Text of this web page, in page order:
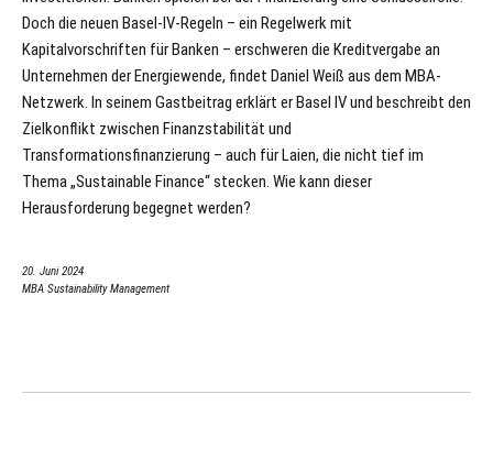
Doch die neuen Basel-IV-Regeln – ein Regelwerk mit
Kapitalvorschriften für Banken – erschweren die Kreditvergabe an
Unternehmen der Energiewende, findet Daniel Weiß aus dem MBA-
Netzwerk. In seinem Gastbeitrag erklärt er Basel IV und beschreibt den
Zielkonflikt zwischen Finanzstabilität und
Transformationsfinanzierung – auch für Laien, die nicht tief im
Thema „Sustainable Finance“ stecken. Wie kann dieser
Herausforderung begegnet werden?
20. Juni 2024
MBA Sustainability Management